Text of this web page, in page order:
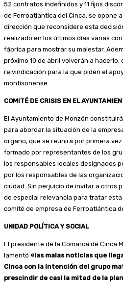
52 contratos indefinidos y 11 fijos
de Ferroatlantica del Cinca, se opone
dirección que reconsidere esta
realizado en los últimos días varias
fábrica para mostrar su malestar.
próximo 10 de abril volverán a hacerlo,
reivindicación para la que piden el
montisonense.
COMITÉ DE CRISIS EN EL
El Ayuntamiento de Monzón
para abordar la situación de la
órgano, que se reunirá por primera
formado por representantes de los
los responsables locales designados
por los responsables de las
ciudad. Sin perjuicio de invitar a otros
de especial relevancia para tratar
comité de empresa de Ferroatlántica
UNIDAD POLÍTICA Y SOCIAL
El presidente de la Comarca de Cinca
lamentó «las malas noticias que
Cinca con la intención del grupo
prescindir de casi la mitad de la